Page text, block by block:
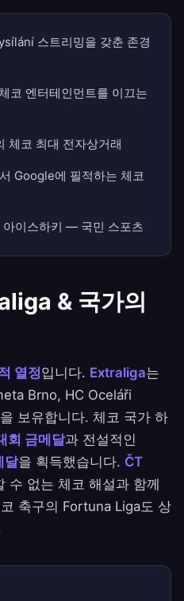
스트리밍을 갖춘 존경
코 엔터테인먼트를 이끄는
체코 최대 전자상거래
Google에 필적하는 체코
이스하키 — 국민 스포츠
& 국가의
열정입니다. Extraliga는
Brno, HC Oceláři
보유합니다. 체코 국가 하
회 금메달과 전설적인
달을 획득했습니다. ČT
수 없는 체코 해설과 함께
축구의 Fortuna Liga도 상